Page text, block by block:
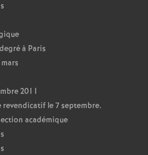
à Paris
2011
le 7 septembre.
académique